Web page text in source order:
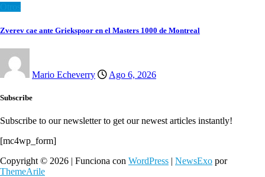
Zverev cae ante Griekspoor en el Masters 1000 de Montreal
Mario Echeverry Ago 6, 2026
Subscribe
Subscribe to our newsletter to get our newest articles instantly!
[mc4wp_form]
Copyright © 2026 | Funciona con WordPress | NewsExo por
ThemeArile